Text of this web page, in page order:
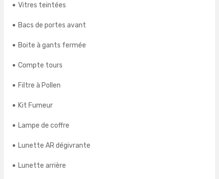
Vitres teintées
Bacs de portes avant
Boite à gants fermée
Compte tours
Filtre à Pollen
Kit Fumeur
Lampe de coffre
Lunette AR dégivrante
Lunette arrière